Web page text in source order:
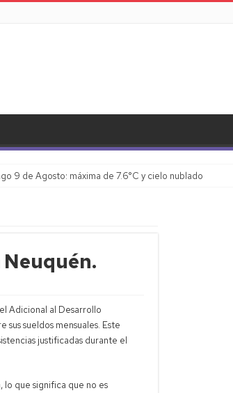
9 de Agosto: máxima de 7.6°C y cielo nublado
Adicional al Desarrollo
sueldos mensuales. Este
justificadas durante el
que significa que no es